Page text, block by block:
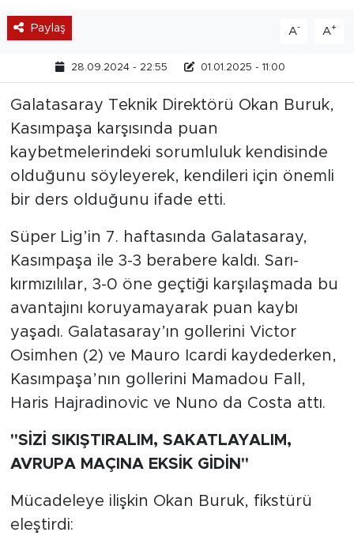
Paylaş A- A+
28.09.2024 - 22:55 01.01.2025 - 11:00
Galatasaray Teknik Direktörü Okan Buruk,
Kasımpaşa karşısında puan
kaybetmelerindeki sorumluluk kendisinde
olduğunu söyleyerek, kendileri için önemli
bir ders olduğunu ifade etti.
Süper Lig’in 7. haftasında Galatasaray,
Kasımpaşa ile 3-3 berabere kaldı. Sarı-
kırmızılılar, 3-0 öne geçtiği karşılaşmada bu
avantajını koruyamayarak puan kaybı
yaşadı. Galatasaray’ın gollerini Victor
Osimhen (2) ve Mauro Icardi kaydederken,
Kasımpaşa’nın gollerini Mamadou Fall,
Haris Hajradinovic ve Nuno da Costa attı.
"SİZİ SIKIŞTIRALIM, SAKATLAYALIM,
AVRUPA MAÇINA EKSİK GİDİN"
Mücadeleye ilişkin Okan Buruk, fikstürü
eleştirdi: